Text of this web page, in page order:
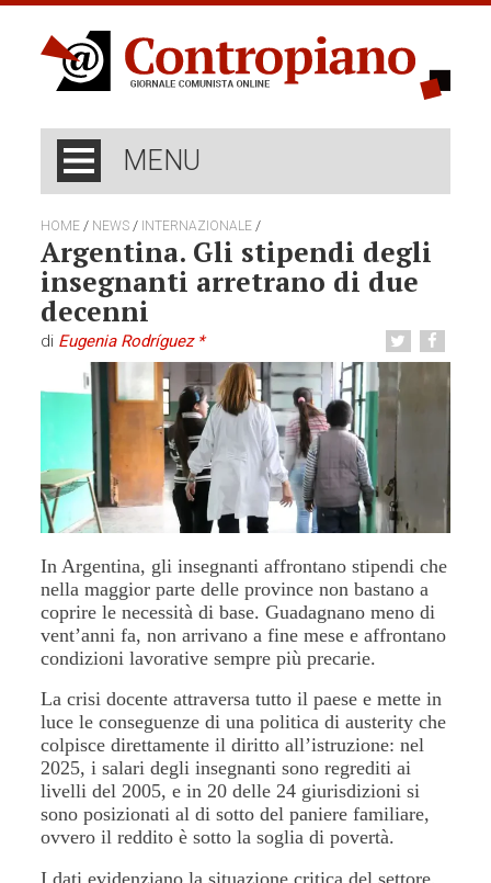
MENU
HOME / NEWS / INTERNAZIONALE /
Argentina. Gli stipendi degli
insegnanti arretrano di due
decenni
di Eugenia Rodríguez *
In Argentina, gli insegnanti affrontano stipendi che
nella maggior parte delle province non bastano a
coprire le necessità di base. Guadagnano meno di
vent’anni fa, non arrivano a fine mese e affrontano
condizioni lavorative sempre più precarie.
La crisi docente attraversa tutto il paese e mette in
luce le conseguenze di una politica di austerity che
colpisce direttamente il diritto all’istruzione: nel
2025, i salari degli insegnanti sono regrediti ai
livelli del 2005, e in 20 delle 24 giurisdizioni si
sono posizionati al di sotto del paniere familiare,
ovvero il reddito è sotto la soglia di povertà.
I dati evidenziano la situazione critica del settore,